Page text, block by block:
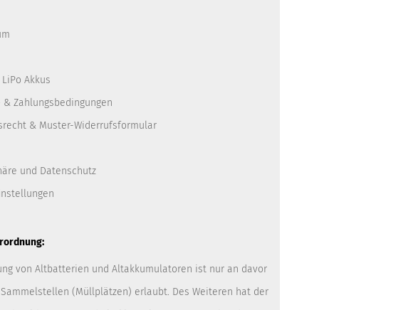
Akkus
& Zahlungsbedingungen
& Muster-Widerrufsformular
und Datenschutz
von Altbatterien und Altakkumulatoren ist nur an davor
(Müllplätzen) erlaubt. Des Weiteren hat der